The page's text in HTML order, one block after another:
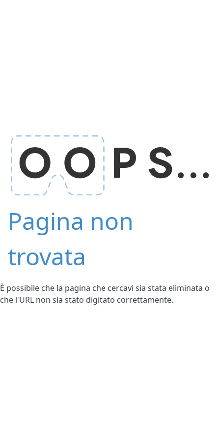
Pagina non
trovata
È possibile che la pagina che cercavi sia stata eliminata o
che l'URL non sia stato digitato correttamente.